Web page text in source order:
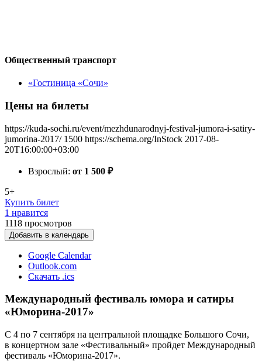
Общественный транспорт
«Гостиница «Сочи»
Цены на билеты
https://kuda-sochi.ru/event/mezhdunarodnyj-festival-jumora-i-satiry-
jumorina-2017/ 1500 https://schema.org/InStock 2017-08-
20T16:00:00+03:00
Взрослый: от 1 500 ₽
5+
Купить билет
1 нравится
1118 просмотров
Добавить в календарь
Google Calendar
Outlook.com
Скачать .ics
Международный фестиваль юмора и сатиры
«Юморина-2017»
С 4 по 7 сентября на центральной площадке Большого Сочи,
в концертном зале «Фестивальный» пройдет Международный
фестиваль «Юморина-2017».